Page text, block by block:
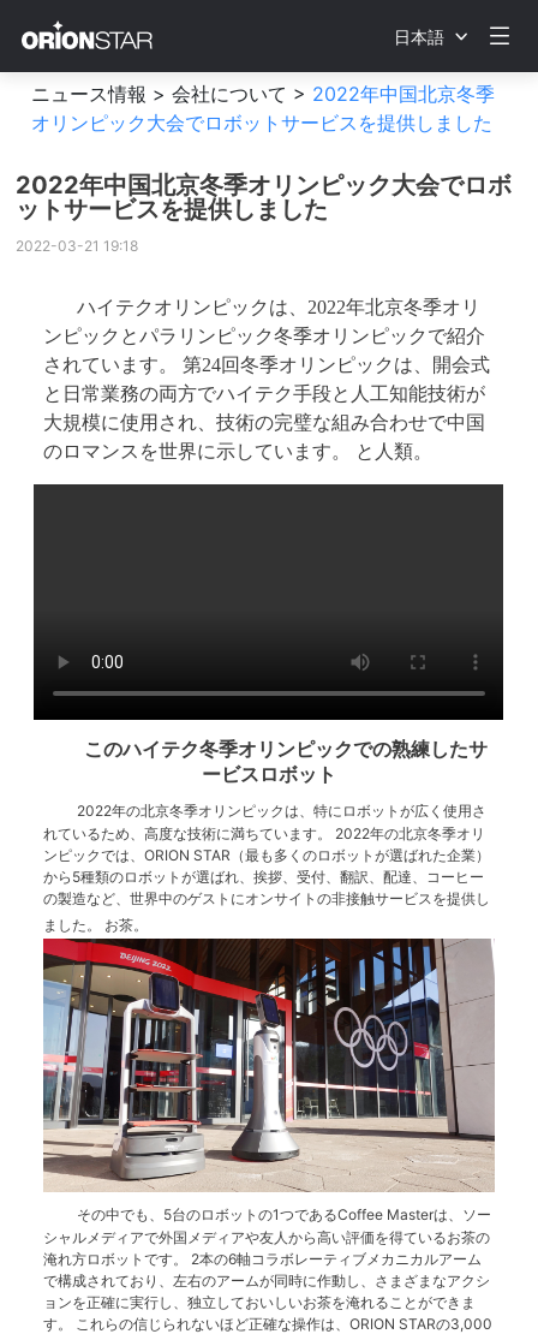
日本語
ニュース情報 > 会社について > 2022年中国北京冬季
オリンピック大会でロボットサービスを提供しました
2022年中国北京冬季オリンピック大会でロボ
ットサービスを提供しました
2022-03-21 19:18
ハイテクオリンピックは、2022年北京冬季オリ
ンピックとパラリンピック冬季オリンピックで紹介
されています。 第24回冬季オリンピックは、開会式
と日常業務の両方でハイテク手段と人工知能技術が
大規模に使用され、技術の完璧な組み合わせで中国
のロマンスを世界に示しています。 と人類。
このハイテク冬季オリンピックでの熟練したサ
ービスロボット
2022年の北京冬季オリンピックは、特にロボットが広く使用さ
れているため、高度な技術に満ちています。 2022年の北京冬季オリ
ンピックでは、ORION STAR（最も多くのロボットが選ばれた企業）
から5種類のロボットが選ばれ、挨拶、受付、翻訳、配達、コーヒー
の製造など、世界中のゲストにオンサイトの非接触サービスを提供し
ました。 お茶。
その中でも、5台のロボットの1つであるCoffee Masterは、ソー
シャルメディアで外国メディアや友人から高い評価を得ているお茶の
淹れ方ロボットです。 2本の6軸コラボレーティブメカニカルアーム
で構成されており、左右のアームが同時に作動し、さまざまなアクシ
ョンを正確に実行し、独立しておいしいお茶を淹れることができま
す。 これらの信じられないほど正確な操作は、ORION STARの3,000